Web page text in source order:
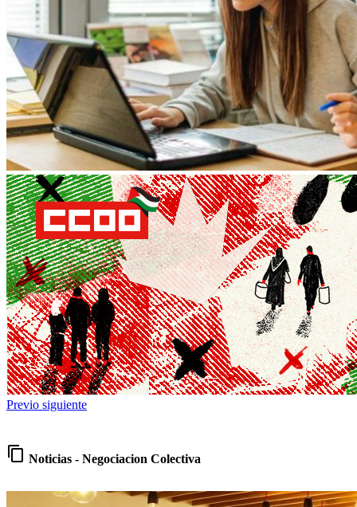
Previo siguiente
content_copy Noticias - Negociacion Colectiva